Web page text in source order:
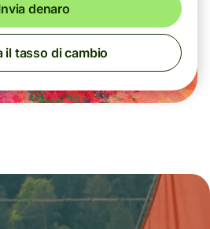
denaro
il tasso di cambio